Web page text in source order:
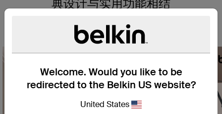
Welcome. Would you like to be
redirected to the Belkin US website?
United States
典设计与实用功能相结
智能手机的功能。